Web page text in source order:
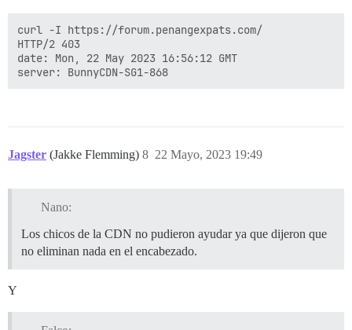
curl -I https://forum.penangexpats.com/
HTTP/2 403
date: Mon, 22 May 2023 16:56:12 GMT
Jagster (Jakke Flemming) 22 Mayo, 2023 19:49
8
Nano:
Los chicos de la CDN no pudieron ayudar ya que dijeron que
no eliminan nada en el encabezado.
Y